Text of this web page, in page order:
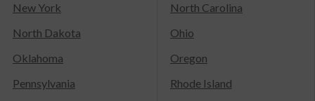
New York
North Carolina
North Dakota
Ohio
Oklahoma
Oregon
Pennsylvania
Rhode Island